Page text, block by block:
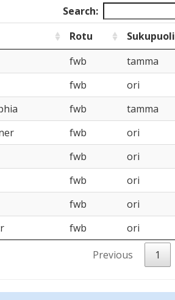
Search:
Rotu
Sukupuoli
fwb
tamma
fwb
ori
fwb
tamma
fwb
ori
fwb
ori
fwb
ori
fwb
ori
fwb
ori
Previous 1